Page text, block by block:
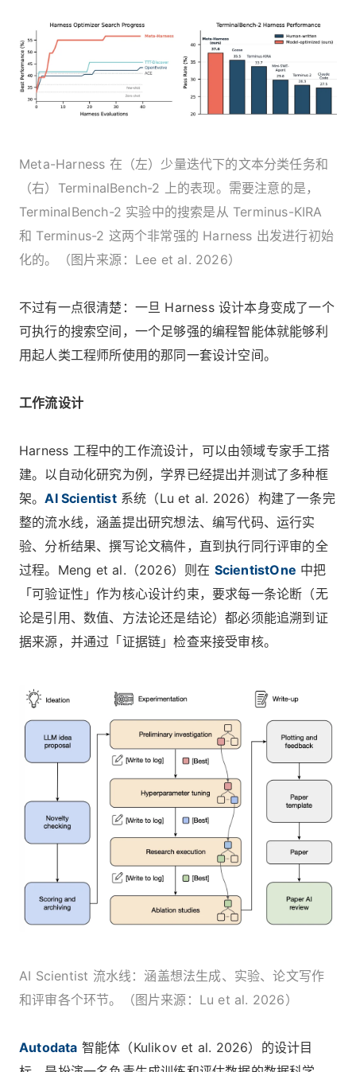
Meta-Harness 在（左）少量迭代下的文本分类任务和
（右）TerminalBench-2 上的表现。需要注意的是，
TerminalBench-2 实验中的搜索是从 Terminus-KIRA
和 Terminus-2 这两个非常强的 Harness 出发进行初始
化的。（图片来源：Lee et al. 2026）
不过有一点很清楚：一旦 Harness 设计本身变成了一个
可执行的搜索空间，一个足够强的编程智能体就能够利
用起人类工程师所使用的那同一套设计空间。
工作流设计
Harness 工程中的工作流设计，可以由领域专家手工搭
建。以自动化研究为例，学界已经提出并测试了多种框
架。AI Scientist系统（Lu et al. 2026）构建了一条完
整的流水线，涵盖提出研究想法、编写代码、运行实
验、分析结果、撰写论文稿件，直到执行同行评审的全
过程。Meng et al.（2026）则在 ScientistOne 中把
「可验证性」作为核心设计约束，要求每一条论断（无
论是引用、数值、方法论还是结论）都必须能追溯到证
据来源，并通过「证据链」检查来接受审核。
AI Scientist 流水线：涵盖想法生成、实验、论文写作
和评审各个环节。（图片来源：Lu et al. 2026）
Autodata 智能体（Kulikov et al. 2026）的设计目